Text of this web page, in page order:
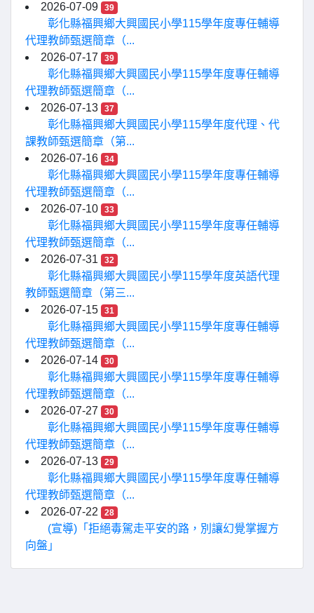
2026-07-09
39
彰化縣福興鄉大興國民小學115學年度專任輔導
代理教師甄選簡章（...
2026-07-17
39
彰化縣福興鄉大興國民小學115學年度專任輔導
代理教師甄選簡章（...
2026-07-13
37
彰化縣福興鄉大興國民小學115學年度代理、代
課教師甄選簡章（第...
2026-07-16
34
彰化縣福興鄉大興國民小學115學年度專任輔導
代理教師甄選簡章（...
2026-07-10
33
彰化縣福興鄉大興國民小學115學年度專任輔導
代理教師甄選簡章（...
2026-07-31
32
彰化縣福興鄉大興國民小學115學年度英語代理
教師甄選簡章（第三...
2026-07-15
31
彰化縣福興鄉大興國民小學115學年度專任輔導
代理教師甄選簡章（...
2026-07-14
30
彰化縣福興鄉大興國民小學115學年度專任輔導
代理教師甄選簡章（...
2026-07-27
30
彰化縣福興鄉大興國民小學115學年度專任輔導
代理教師甄選簡章（...
2026-07-13
29
彰化縣福興鄉大興國民小學115學年度專任輔導
代理教師甄選簡章（...
2026-07-22
28
(宣導)「拒絕毒駕走平安的路，別讓幻覺掌握方
向盤」